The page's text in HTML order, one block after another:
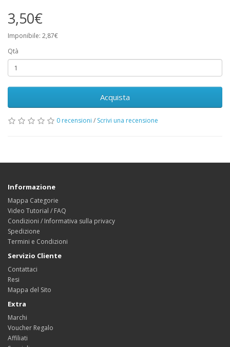
3,50€
Imponibile: 2,87€
Qtà
Acquista
0 recensioni / Scrivi una recensione
Informazione
Mappa Categorie
Video Tutorial / FAQ
Condizioni / Informativa sulla privacy
Spedizione
Termini e Condizioni
Servizio Cliente
Contattaci
Resi
Mappa del Sito
Extra
Marchi
Voucher Regalo
Affiliati